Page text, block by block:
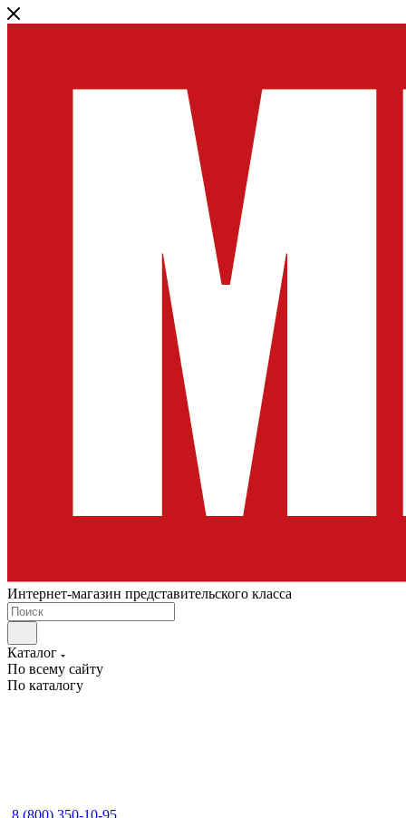
Интернет-магазин представительского класса
Каталог
По всему сайту
По каталогу
8 (800) 350-10-95